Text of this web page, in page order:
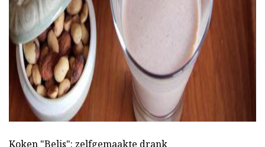
Koken "Belis": zelfgemaakte drank